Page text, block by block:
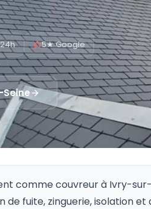
5★ Google
comme couvreur à Ivry-
fuite, zinguerie, isolation et